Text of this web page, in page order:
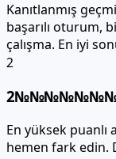
Kanıtlanmış
başarılı oturum,
çalışma. En iyi
2
En yüksek puanlı
hemen fark edin.